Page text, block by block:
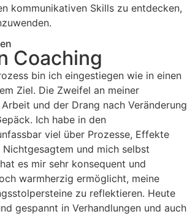
kommunikativen Skills zu entdecken,
Coaching
bin ich eingestiegen wie in einen
Ziel. Die Zweifel an meiner
und der Drang nach Veränderung
Ich habe in den
viel über Prozesse, Effekte
und mich selbst
es mir sehr konsequent und
warmherzig ermöglicht, meine
zu reflektieren. Heute
gespannt in Verhandlungen und auch